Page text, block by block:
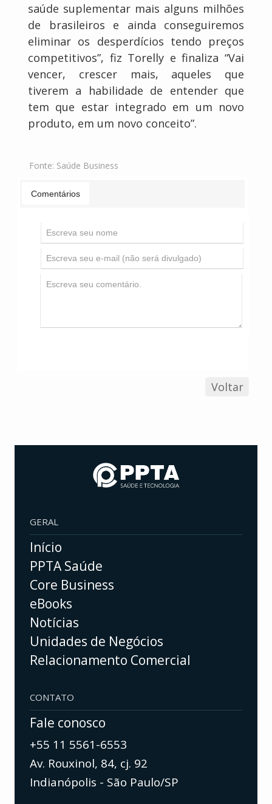
saúde suplementar mais alguns milhões
de brasileiros e ainda conseguiremos
eliminar os desperdícios tendo preços
competitivos”, fiz Torelly e finaliza “Vai
vencer, crescer mais, aqueles que
tiverem a habilidade de entender que
tem que estar integrado em um novo
produto, em um novo conceito”.
Fonte: Saúde Business
Comentários
Voltar
GERAL
Início
PPTA Saúde
Core Business
eBooks
Notícias
Unidades de Negócios
Relacionamento Comercial
CONTATO
Fale conosco
+55 11 5561-6553
Av. Rouxinol, 84, cj. 92
Indianópolis - São Paulo/SP